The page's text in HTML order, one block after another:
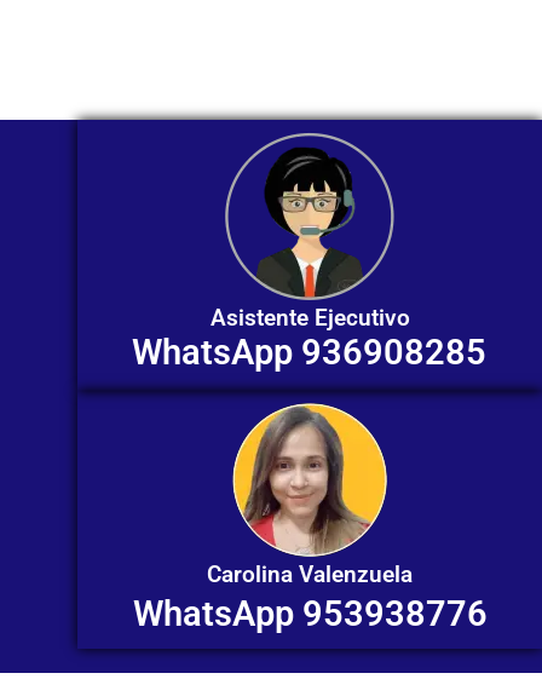
Asistente Ejecutivo
WhatsApp 936908285
Carolina Valenzuela
WhatsApp 953938776